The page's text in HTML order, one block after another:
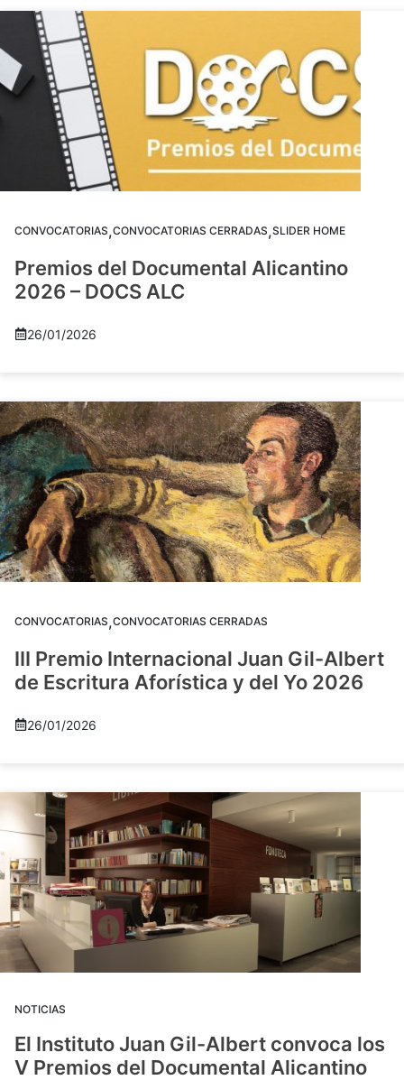
CONVOCATORIAS,CONVOCATORIAS CERRADAS,SLIDER HOME
Premios del Documental Alicantino
2026 – DOCS ALC
26/01/2026
CONVOCATORIAS,CONVOCATORIAS CERRADAS
III Premio Internacional Juan Gil-Albert
de Escritura Aforística y del Yo 2026
26/01/2026
NOTICIAS
El Instituto Juan Gil-Albert convoca los
V Premios del Documental Alicantino